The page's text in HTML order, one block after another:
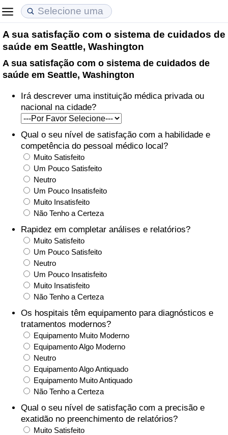
A sua satisfação com o sistema de cuidados de
saúde em Seattle, Washington
A sua satisfação com o sistema de cuidados de
saúde em Seattle, Washington
Irá descrever uma instituição médica privada ou
nacional na cidade?
Qual o seu nível de satisfação com a habilidade e
competência do pessoal médico local?
Muito Satisfeito
Um Pouco Satisfeito
Neutro
Um Pouco Insatisfeito
Muito Insatisfeito
Não Tenho a Certeza
Rapidez em completar análises e relatórios?
Muito Satisfeito
Um Pouco Satisfeito
Neutro
Um Pouco Insatisfeito
Muito Insatisfeito
Não Tenho a Certeza
Os hospitais têm equipamento para diagnósticos e
tratamentos modernos?
Equipamento Muito Moderno
Equipamento Algo Moderno
Neutro
Equipamento Algo Antiquado
Equipamento Muito Antiquado
Não Tenho a Certeza
Qual o seu nível de satisfação com a precisão e
exatidão no preenchimento de relatórios?
Muito Satisfeito
Custo de Vida
Indicador de Custo de Vida (Atual)
Indicador de Custo de Vida
Indicador de Custo de Vida Por País
em Aqaba
Preços de Imóveis
Indicador de Preços de Imóveis (Atual)
Indicador de Preços de Imóveis
Indicador de Preços de Imóveis por País
Qualidade de Vida
Indicador de Qualidade de Vida
Indicador de Qualidade de Vida (Atual)
Índice de qualidade de vida por país
Crime
Taxa do Indicador de Crime (Atual)
Indicador de Crime
Saúde
Indicador de Saúde (Atual)
Indicador de Saúde
Indicador de Saúde por País
Poluição
Indicador de Poluição (Atual)
Índice de poluição
Indicador de Poluição por País